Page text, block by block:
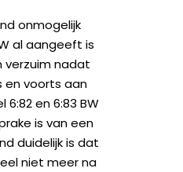
onmogelijk
al aangeeft is
verzuim nadat
en voorts aan
en 6:83 BW
is van een
duidelijk is dat
niet meer na